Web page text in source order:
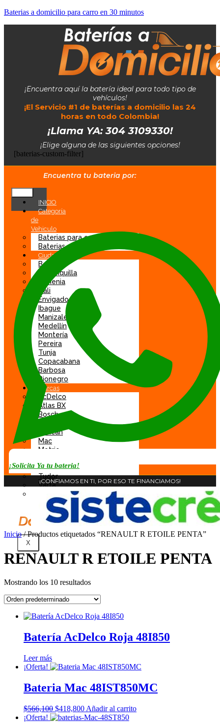
Baterias a domicilio para carro en 30 minutos
¡Encuentra aquí la batería ideal para todo tipo de
vehículos!
¡El Servicio #1 de baterías a domicilio las 24
horas en todo Colombia!
¡Llama YA: 304 3109330!
¡Elige alguna de las siguientes opciones!
[baterias-custom-filter]
Encuentra tu bateria por:
INICIO
Categoría
de
Vehiculo
Baterias para carro
Baterias para moto
Ciudad
Bogotá
Barranquilla
Armenia
Cali
Envigado
Ibague
Manizales
Medellín
Montería
Pereira
Tunja
Copacabana
Barbosa
Rionegro
Marcas
AcDelco
Atlas BX
Bosch
Duncan
Mac
Motrio
Tab
Tudor
Varta
X
¡Solicita Ya tu bateria!
¡CONFIAMOS EN TI, POR ESO TE FINANCIAMOS!
Inicio/ Productos etiquetados “RENAULT R ETOILE PENTA”
RENAULT R ETOILE PENTA
Mostrando los 10 resultados
Batería AcDelco Roja 48I850
Leer más
¡Oferta!
Bateria Mac 48IST850MC
$566,100 El
precio
$418,800El
precio
Añadir al carrito
¡Oferta!